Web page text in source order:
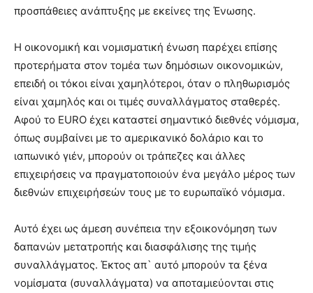
προσπάθειες ανάπτυξης με εκείνες της Ένωσης.
Η οικονομική και νομισματική ένωση παρέχει επίσης
προτερήματα στον τομέα των δημόσιων οικονομικών,
επειδή οι τόκοι είναι χαμηλότεροι, όταν ο πληθωρισμός
είναι χαμηλός και οι τιμές συναλλάγματος σταθερές.
Αφού το ΕURO έχει καταστεί σημαντικό διεθνές νόμισμα,
όπως συμβαίνει με το αμερικανικό δολάριο και το
ιαπωνικό γιέν, μπορούν οι τράπεζες και άλλες
επιχειρήσεις να πραγματοποιούν ένα μεγάλο μέρος των
διεθνών επιχειρήσεών τους με το ευρωπαϊκό νόμισμα.
Αυτό έχει ως άμεση συνέπεια την εξοικονόμηση των
δαπανών μετατροπής και διασφάλισης της τιμής
συναλλάγματος. Έκτος απ` αυτό μπορούν τα ξένα
νομίσματα (συναλλάγματα) να αποταμιεύονται στις